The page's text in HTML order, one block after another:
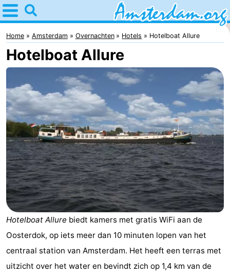
Home
Amsterdam
Reisplan
kinderen
Voor
jongeren
Gratis
Overnachten
Appartementen
Bed
(&
breakfasts)
Campings
Vakantiehuizen
Home Amsterdam Overnachten Hotels Hotelboat Allure
Hotelboat Allure
Hotelboat Allure biedt kamers met gratis WiFi aan de
Oosterdok, op iets meer dan 10 minuten lopen van het
centraal station van Amsterdam. Het heeft een terras met
uitzicht over het water en bevindt zich op 1,4 km van de